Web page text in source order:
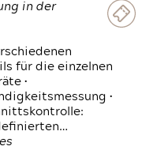
in der
für die einzelnen
•
•